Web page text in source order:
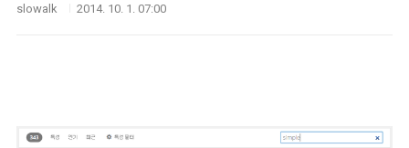
slowalk 2014. 10. 1. 07:00